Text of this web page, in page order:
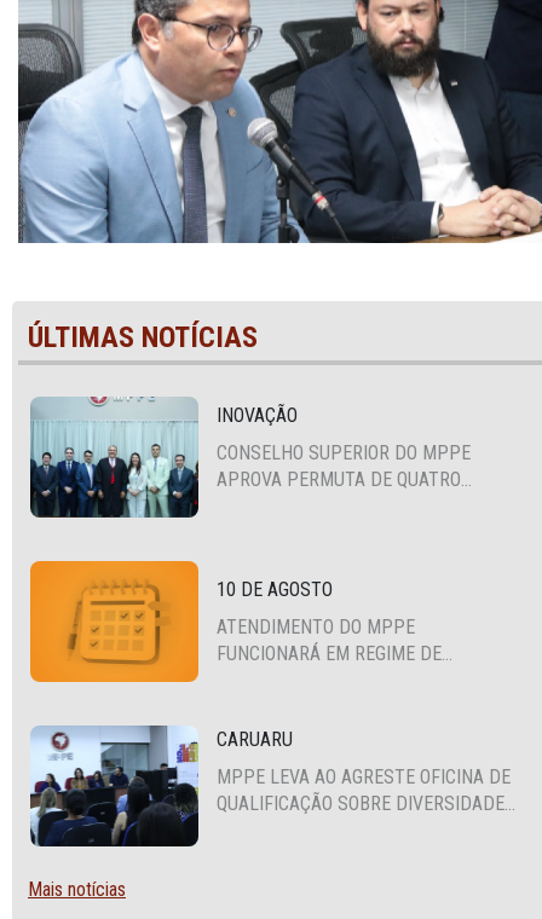
ÚLTIMAS NOTÍCIAS
INOVAÇÃO
CONSELHO SUPERIOR DO MPPE
APROVA PERMUTA DE QUATRO
10 DE AGOSTO
ATENDIMENTO DO MPPE
FUNCIONARÁ EM REGIME DE
CARUARU
MPPE LEVA AO AGRESTE OFICINA DE
QUALIFICAÇÃO SOBRE DIVERSIDADE
Mais notícias